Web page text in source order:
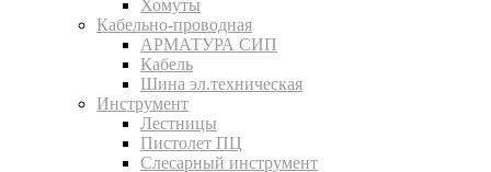
Хомуты
Кабельно-проводная
АРМАТУРА СИП
Кабель
Шина эл.техническая
Инструмент
Лестницы
Пистолет ПЦ
Слесарный инструмент